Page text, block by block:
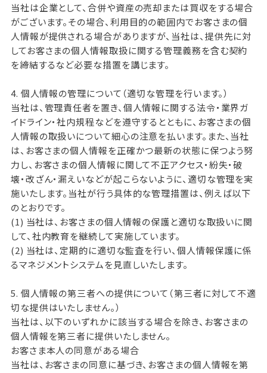
当社は企業として、合併や資産の売却または買収をする場合
がございます。その場合、利用目的の範囲内でお客さまの個
人情報が提供される場合がありますが、当社は、提供先に対
してお客さまの個人情報取扱に関する管理義務を含む契約
を締結するなど必要な措置を講じます。
4. 個人情報の管理について（適切な管理を行います。）
当社は、管理責任者を置き、個人情報に関する法令・業界ガ
イドライン・社内規程などを遵守するとともに、お客さまの個
人情報の取扱いについて細心の注意を払います。また、当社
は、お客さまの個人情報を正確かつ最新の状態に保つよう努
力し、お客さまの個人情報に関して不正アクセス・紛失・破
壊・改ざん・漏えいなどが起こらないように、適切な管理を実
施いたします。当社が行う具体的な管理措置は、例えば以下
のとおりです。
(1) 当社は、お客さまの個人情報の保護と適切な取扱いに関
して、社内教育を継続して実施しています。
(2) 当社は、定期的に適切な監査を行い、個人情報保護に係
るマネジメントシステムを見直しいたします。
5. 個人情報の第三者への提供について（第三者に対して不適
切な提供はいたしません。）
当社は、以下のいずれかに該当する場合を除き、お客さまの
個人情報を第三者に提供いたしません。
お客さま本人の同意がある場合
当社は、お客さまの同意に基づき、お客さまの個人情報を第